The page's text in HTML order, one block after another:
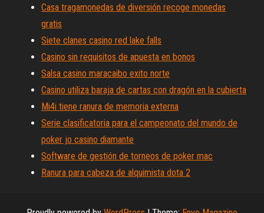
Casa tragamonedas de diversión recoge monedas
gratis
Siete clanes casino red lake falls
Casino sin requisitos de apuesta en bonos
Salsa casino maracaibo exito norte
Casino utiliza baraja de cartas con dragón en la cubierta
Mi4i tiene ranura de memoria externa
Serie clasificatoria para el campeonato del mundo de
poker jo casino diamante
Software de gestión de torneos de poker mac
Ranura para cabeza de alquimista dota 2